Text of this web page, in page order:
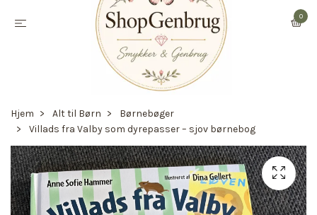
0
Hjem Alt til Børn
Børnebøger
Villads fra Valby som dyrepasser – sjov børnebog